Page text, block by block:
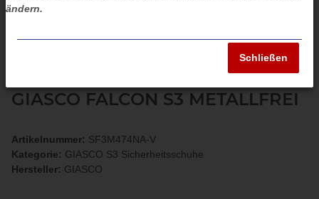
GIASCO FALCON S3 METALLFREI
Artikelnummer: SF3M474NA-V
Kategorie: GIASCO S3 Sicherheitsschuhe
Hersteller: GIASCO
ändern.
Schließen